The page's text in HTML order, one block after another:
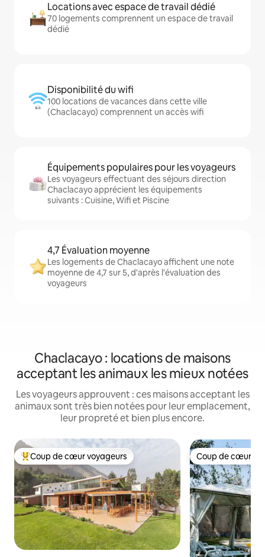
Locations avec espace de travail dédié
70 logements comprennent un espace de travail
dédié
Disponibilité du wifi
100 locations de vacances dans cette ville
(Chaclacayo) comprennent un accès wifi
Équipements populaires pour les voyageurs
Les voyageurs effectuant des séjours direction
Chaclacayo apprécient les équipements
suivants : Cuisine, Wifi et Piscine
4,7 Évaluation moyenne
Les logements de Chaclacayo affichent une note
moyenne de 4,7 sur 5, d'après l'évaluation des
voyageurs
Chaclacayo : locations de maisons
acceptant les animaux les mieux notées
Les voyageurs approuvent : ces maisons acceptant les
animaux sont très bien notées pour leur emplacement,
leur propreté et bien plus encore.
Coups de cœur voyageurs les plus appréciés
Coup de cœur voyageurs Coup de cœur
Coup de cœur